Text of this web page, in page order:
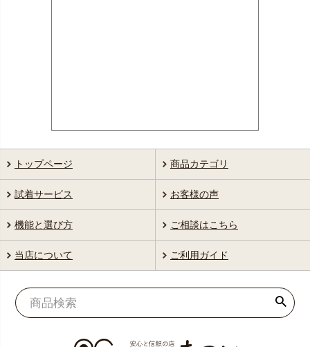
トップページ 商品カテゴリ
試着サービス お客様の声
機能と選び方 ご相談はこちら
当店について ご利用ガイド